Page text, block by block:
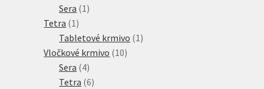
Sera 1 1
Tetra 1 1
produkt
Tabletové krmivo 1 1
Vločkové krmivo 1010
Sera 44
produkty
Tetra 66